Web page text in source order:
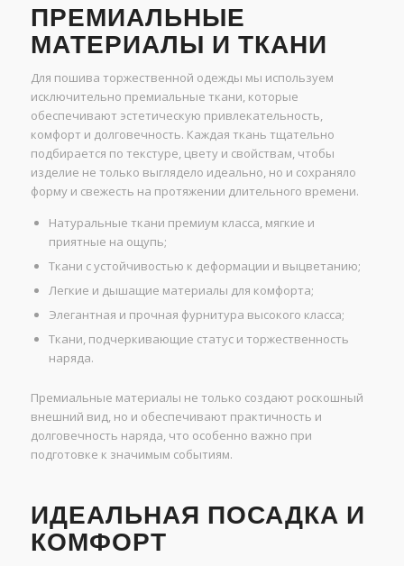
ПРЕМИАЛЬНЫЕ
МАТЕРИАЛЫ И ТКАНИ
Для пошива торжественной одежды мы используем
исключительно премиальные ткани, которые
обеспечивают эстетическую привлекательность,
комфорт и долговечность. Каждая ткань тщательно
подбирается по текстуре, цвету и свойствам, чтобы
изделие не только выглядело идеально, но и сохраняло
форму и свежесть на протяжении длительного времени.
Натуральные ткани премиум класса, мягкие и
приятные на ощупь;
Ткани с устойчивостью к деформации и выцветанию;
Легкие и дышащие материалы для комфорта;
Элегантная и прочная фурнитура высокого класса;
Ткани, подчеркивающие статус и торжественность
наряда.
Премиальные материалы не только создают роскошный
внешний вид, но и обеспечивают практичность и
долговечность наряда, что особенно важно при
подготовке к значимым событиям.
ИДЕАЛЬНАЯ ПОСАДКА И
КОМФОРТ